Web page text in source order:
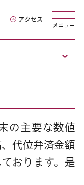
アクセス
メニュー
の主要な数値
代位弁済金額
おります。是